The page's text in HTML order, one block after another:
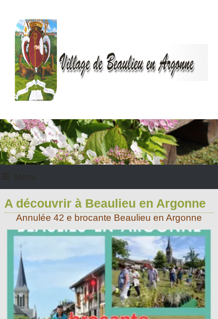
A découvrir à Beaulieu en Argonne
Annulée 42 e brocante Beaulieu en Argonne